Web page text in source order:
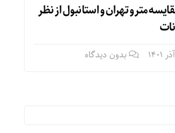
مترو تهران و استانبول از نظر
بدون دیدگاه